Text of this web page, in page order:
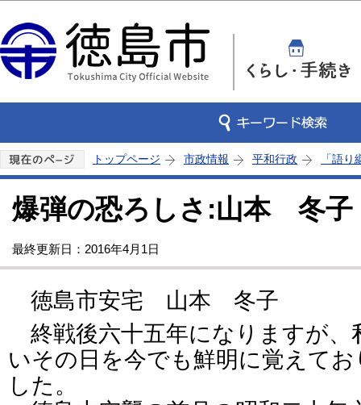
トップページ 市政情報 平和行政 「語
爆弾の恐ろしさ:山本 冬子
最終更新日：2016年4月1日
徳島市安宅 山本 冬子
終戦後六十五年になりますが、
いその日を今でも鮮明に覚えて
した。